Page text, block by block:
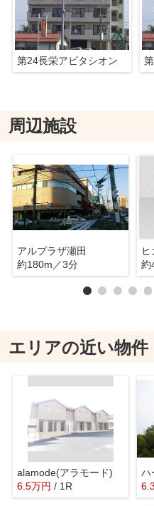
第24長栄アビタシオン
周辺施設
アルプラザ瀬田
約180m／3分
約
エリアの近い物件
alamode(アラモード)
6.5万円 / 1R
ハ
6.3